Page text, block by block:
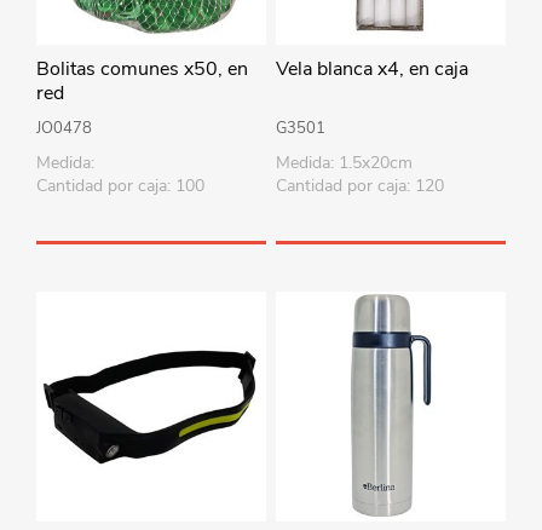
Bolitas comunes x50, en
red
JO0478
Medida:
Cantidad por caja: 100
Vela blanca x4, en caja
G3501
Medida: 1.5x20cm
Cantidad por caja: 120